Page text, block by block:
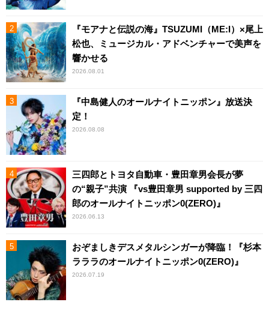
『モアナと伝説の海』TSUZUMI（ME:I）×尾上
松也、ミュージカル・アドベンチャーで美声を
響かせる
2026.08.01
『中島健人のオールナイトニッポン』放送決
定！
2026.08.08
三四郎とトヨタ自動車・豊田章男会長が夢
の“親子”共演 『vs豊田章男 supported by 三四
郎のオールナイトニッポン0(ZERO)』
2026.06.13
おぞましきデスメタルシンガーが降臨！『杉本
ラララのオールナイトニッポン0(ZERO)』
2026.07.19